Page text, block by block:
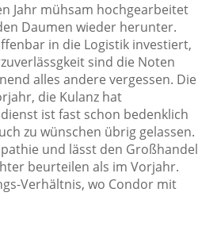
Jahr mühsam hochgearbeitet
Daumen wieder herunter.
in die Logistik investiert,
sind die Noten
alles andere vergessen. Die
die Kulanz hat
ist fast schon bedenklich
zu wünschen übrig gelassen.
und lässt den Großhandel
beurteilen als im Vorjahr.
Verhältnis, wo Condor mit